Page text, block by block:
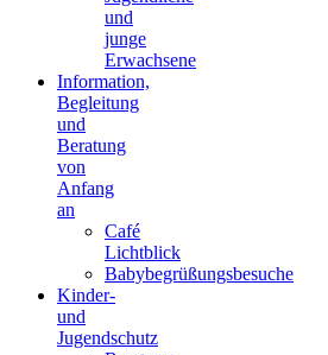
und
junge
Erwachsene
Information,
Begleitung
und
Beratung
von
Anfang
an
Café
Lichtblick
Babybegrüßungsbesuche
Kinder-
und
Jugendschutz